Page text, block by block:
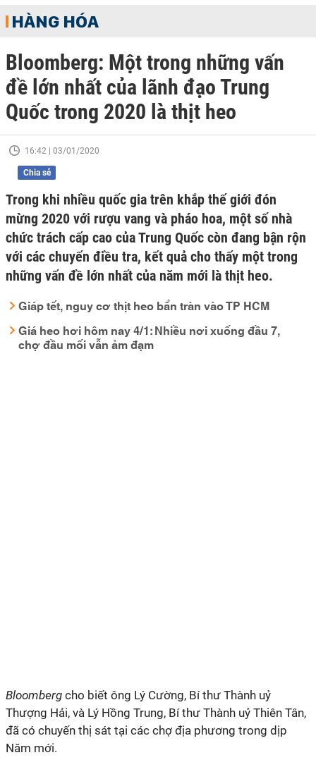
HÀNG HÓA
Bloomberg: Một trong những vấn
đề lớn nhất của lãnh đạo Trung
Quốc trong 2020 là thịt heo
16:42 | 03/01/2020
Chia sẻ
Trong khi nhiều quốc gia trên khắp thế giới đón
mừng 2020 với rượu vang và pháo hoa, một số nhà
chức trách cấp cao của Trung Quốc còn đang bận rộn
với các chuyến điều tra, kết quả cho thấy một trong
những vấn đề lớn nhất của năm mới là thịt heo.
Giáp tết, nguy cơ thịt heo bẩn tràn vào TP HCM
Giá heo hơi hôm nay 4/1: Nhiều nơi xuống đầu 7,
chợ đầu mối vẫn ảm đạm
Bloomberg cho biết ông Lý Cường, Bí thư Thành uỷ
Thượng Hải, và Lý Hồng Trung, Bí thư Thành uỷ Thiên Tân,
đã có chuyến thị sát tại các chợ địa phương trong dịp
Năm mới.